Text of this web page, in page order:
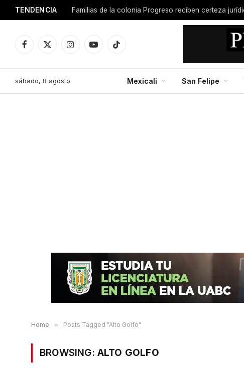
TENDENCIA
Facebook
X
InstagramYouTubeTikTok
sábado, 8 agosto Mexicali San Felipe
Home » Posts Tagged "Alto Golfo"
BROWSING: ALTO GOLFO